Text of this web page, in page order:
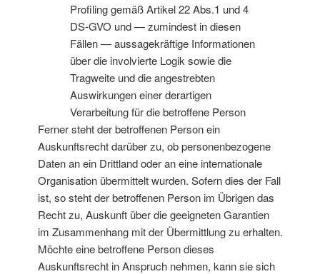
Profiling gemäß Artikel 22 Abs.1 und 4
DS-GVO und — zumindest in diesen
Fällen — aussagekräftige Informationen
über die involvierte Logik sowie die
Tragweite und die angestrebten
Auswirkungen einer derartigen
Verarbeitung für die betroffene Person
Ferner steht der betroffenen Person ein
Auskunftsrecht darüber zu, ob personenbezogene
Daten an ein Drittland oder an eine internationale
Organisation übermittelt wurden. Sofern dies der Fall
ist, so steht der betroffenen Person im Übrigen das
Recht zu, Auskunft über die geeigneten Garantien
im Zusammenhang mit der Übermittlung zu erhalten.
Möchte eine betroffene Person dieses
Auskunftsrecht in Anspruch nehmen, kann sie sich